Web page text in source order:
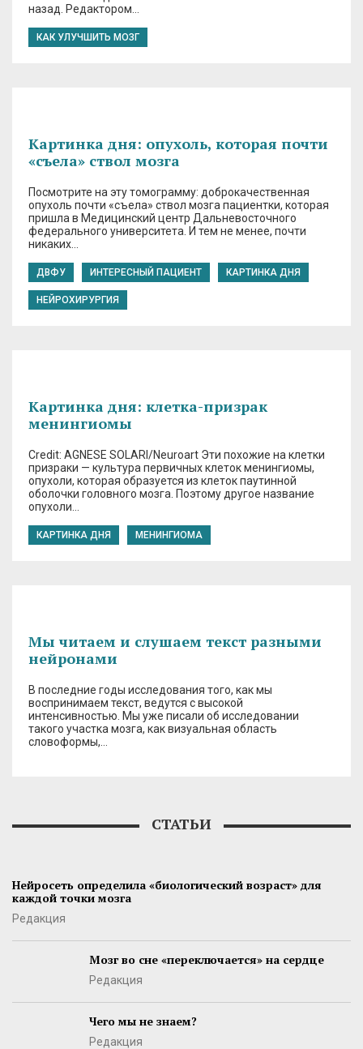
назад. Редактором…
КАК УЛУЧШИТЬ МОЗГ
Картинка дня: опухоль, которая почти
«съела» ствол мозга
Посмотрите на эту томограмму: доброкачественная
опухоль почти «съела» ствол мозга пациентки, которая
пришла в Медицинский центр Дальневосточного
федерального университета. И тем не менее, почти
никаких…
ДВФУ ИНТЕРЕСНЫЙ ПАЦИЕНТ КАРТИНКА ДНЯ
НЕЙРОХИРУРГИЯ
Картинка дня: клетка-призрак
менингиомы
Credit: AGNESE SOLARI/Neuroart Эти похожие на клетки
призраки — культура первичных клеток менингиомы,
опухоли, которая образуется из клеток паутинной
оболочки головного мозга. Поэтому другое название
опухоли…
КАРТИНКА ДНЯ МЕНИНГИОМА
Мы читаем и слушаем текст разными
нейронами
В последние годы исследования того, как мы
воспринимаем текст, ведутся с высокой
интенсивностью. Мы уже писали об исследовании
такого участка мозга, как визуальная область
словоформы,…
СТАТЬИ
Нейросеть определила «биологический возраст» для
каждой точки мозга
Редакция
Мозг во сне «переключается» на сердце
Редакция
Чего мы не знаем?
Редакция